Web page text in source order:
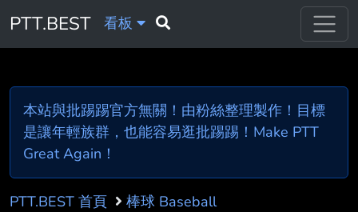
PTT.BEST 看板
本站與批踢踢官方無關！由粉絲整理製作！目標
是讓年輕族群，也能容易逛批踢踢！Make PTT
Great Again！
PTT.BEST 首頁 棒球 Baseball